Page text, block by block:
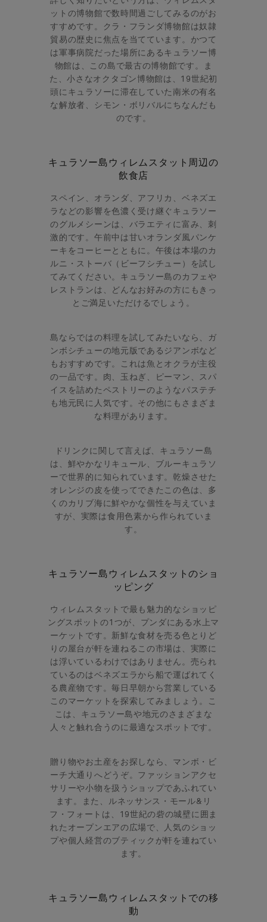
ットの博物館で数時間過ごしてみるのがお
すすめです。クラ・フランダ博物館は奴隷
貿易の歴史に焦点を当てています。かつて
は軍事病院だった場所にあるキュラソー博
物館は、この島で最古の博物館です。ま
た、小さなオクタゴン博物館は、19世紀初
頭にキュラソーに滞在していた南米の有名
な解放者、シモン・ボリバルにちなんだも
のです。
キュラソー島ウィレムスタット周辺の
飲食店
スペイン、オランダ、アフリカ、ベネズエ
ラなどの影響を色濃く受け継ぐキュラソー
のグルメシーンは、バラエティに富み、刺
激的です。午前中は甘いオランダ風パンケ
ーキをコーヒーとともに。午後は本場のカ
ルニ・ストーバ（ビーフシチュー）を試し
てみてください。キュラソー島のカフェや
レストランは、どんなお好みの方にもきっ
とご満足いただけるでしょう。
島ならではの料理を試してみたいなら、ガ
ンボシチューの地元版であるジアンボなど
もおすすめです。これは魚とオクラが主役
の一品です。肉、玉ねぎ、ピーマン、スパ
イスを詰めたペストリーのようなパステチ
も地元民に人気です。その他にもさまざま
な料理があります。
ドリンクに関して言えば、キュラソー島
は、鮮やかなリキュール、ブルーキュラソ
ーで世界的に知られています。乾燥させた
オレンジの皮を使ってできたこの色は、多
くのカリブ海に鮮やかな個性を与えていま
すが、実際は食用色素から作られていま
す。
キュラソー島ウィレムスタットのショ
ッピング
ウィレムスタットで最も魅力的なショッピ
ングスポットの1つが、プンダにある水上マ
ーケットです。新鮮な食材を売る色とりど
りの屋台が軒を連ねるこの市場は、実際に
は浮いているわけではありません。売られ
ているのはベネズエラから船で運ばれてく
る農産物です。毎日早朝から営業している
このマーケットを探索してみましょう。こ
こは、キュラソー島や地元のさまざまな
人々と触れ合うのに最適なスポットです。
贈り物やお土産をお探しなら、マンボ・ビ
ーチ大通りへどうぞ。ファッションアクセ
サリーや小物を扱うショップであふれてい
ます。また、ルネッサンス・モール&リ
フ・フォートは、19世紀の砦の城壁に囲ま
れたオープンエアの広場で、人気のショッ
プや個人経営のブティックが軒を連ねてい
ます。
キュラソー島ウィレムスタットでの移
動